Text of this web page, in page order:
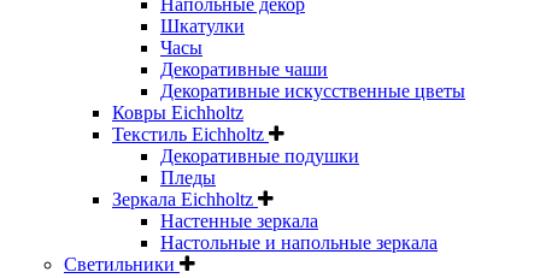
Напольные декор
Шкатулки
Часы
Декоративные чаши
Декоративные искусственные цветы
Ковры Eichholtz
Текстиль Eichholtz
Декоративные подушки
Пледы
Зеркала Eichholtz
Настенные зеркала
Настольные и напольные зеркала
Светильники